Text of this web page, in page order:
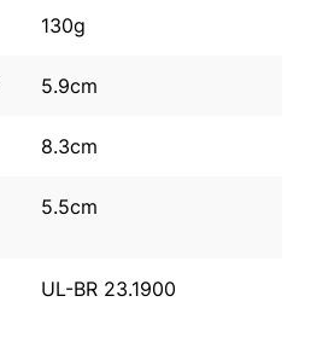
130g
5.9cm
8.3cm
5.5cm
UL-BR 23.1900